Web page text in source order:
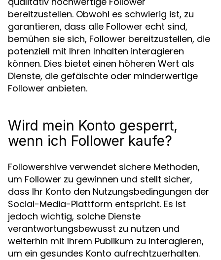
bereitzustellen. Obwohl es schwierig ist, zu
garantieren, dass alle Follower echt sind,
bemühen sie sich, Follower bereitzustellen, die
potenziell mit Ihren Inhalten interagieren
können. Dies bietet einen höheren Wert als
Dienste, die gefälschte oder minderwertige
Follower anbieten.
Wird mein Konto gesperrt,
wenn ich Follower kaufe?
Followershive verwendet sichere Methoden,
um Follower zu gewinnen und stellt sicher,
dass Ihr Konto den Nutzungsbedingungen der
Social-Media-Plattform entspricht. Es ist
jedoch wichtig, solche Dienste
verantwortungsbewusst zu nutzen und
weiterhin mit Ihrem Publikum zu interagieren,
um ein gesundes Konto aufrechtzuerhalten.